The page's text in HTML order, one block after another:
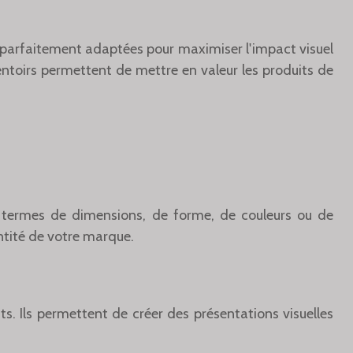
adaptées pour maximiser l'impact visuel
permettent de mettre en valeur les produits de
de dimensions, de forme, de couleurs ou de
de votre marque.
Ils permettent de créer des présentations visuelles